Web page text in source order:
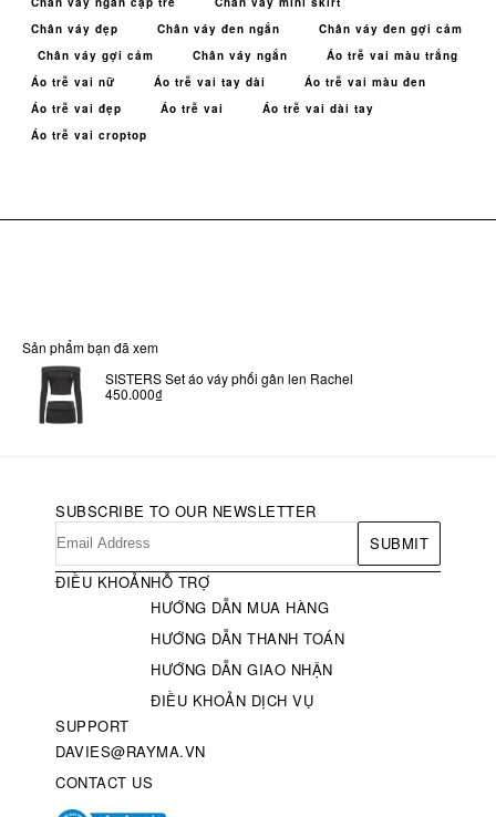
Chân váy đẹp
Chân váy đen ngắn
Chân váy đen gợi cảm
Chân váy gợi cảm
Chân váy ngắn
Áo trễ vai màu trắng
Áo trễ vai nữ
Áo trễ vai tay dài
Áo trễ vai màu đen
Áo trễ vai đẹp
Áo trễ vai
Áo trễ vai dài tay
Áo trễ vai croptop
Sản phẩm bạn đã xem
SISTERS Set áo váy phối gân len Rachel
450.000₫
SUBSCRIBE TO OUR NEWSLETTER
SUBMIT
ĐIỀU KHOẢNHỖ TRỢ
HƯỚNG DẪN MUA HÀNG
HƯỚNG DẪN THANH TOÁN
HƯỚNG DẪN GIAO NHẬN
ĐIỀU KHOẢN DỊCH VỤ
SUPPORT
DAVIES@RAYMA.VN
CONTACT US